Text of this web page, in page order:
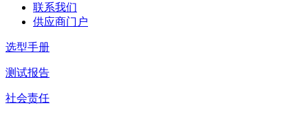
联系我们
供应商门户
选型手册
测试报告
社会责任